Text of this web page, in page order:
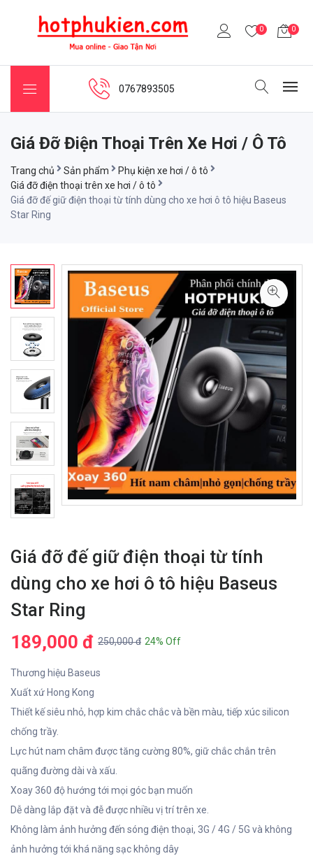
0 0
0767893505
Giá Đỡ Điện Thoại Trên Xe Hơi / Ô Tô
Trang chủ Sản phẩm
Phụ kiện xe hơi / ô tô
Giá đỡ điện thoại trên xe hơi / ô tô
Giá đỡ đế giữ điện thoại từ tính dùng cho xe hơi ô tô hiệu Baseus
Star Ring
Giá đỡ đế giữ điện thoại từ tính
dùng cho xe hơi ô tô hiệu Baseus
Star Ring
189,000 đ 250,000 đ 24% Off
Thương hiệu Baseus
Xuất xứ Hong Kong
Thiết kế siêu nhỏ, hợp kim chắc chắc và bền màu, tiếp xúc silicon
chống trầy.
Lực hút nam châm được tăng cường 80%, giữ chắc chắn trên
quãng đường dài và xấu.
Xoay 360 độ hướng tới mọi góc bạn muốn
Dễ dàng lắp đặt và đễ được nhiều vị trí trên xe.
Không làm ảnh hưởng đến sóng điện thoại, 3G / 4G / 5G và không
ảnh hưởng tới khá năng sạc không dây